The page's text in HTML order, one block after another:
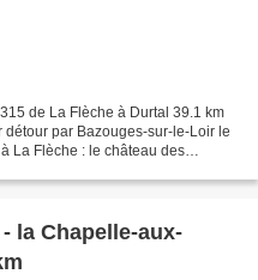
de La Flèche à Durtal 39.1 km
par Bazouges-sur-le-Loir le
La Flèche : le château des
la Chapelle-aux-